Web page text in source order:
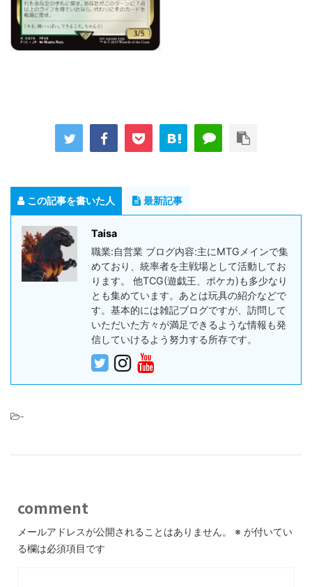
この記事を書いた人 最新記事
Taisa
職業:自営業 ブログ内容:主にMTGメインで集
めており、統率者を主戦場として活動してお
ります。 他TCG(遊戯王、ポケカ)も多少なり
とも集めています。あとは玩具の紹介などで
す。基本的には雑記ブログですが、訪問して
いただいた方々が満足できるような情報も発
信していけるよう努力する所存です。
-
comment
メールアドレスが公開されることはありません。 ※ が付いてい
る欄は必須項目です